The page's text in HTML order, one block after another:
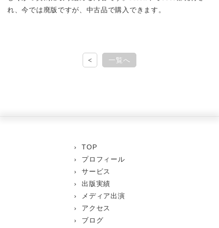
れ、今では廃版ですが、中古品で購入できます。
< 一覧へ
TOP
プロフィール
サービス
出版実績
メディア出演
アクセス
ブログ